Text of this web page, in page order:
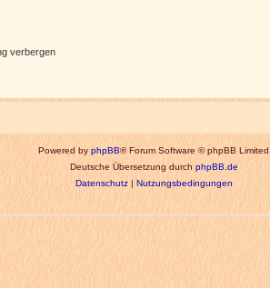
verbergen
Powered byphpBB® Forum Software © phpBB Limited
Deutsche Übersetzung durchphpBB.de
Datenschutz|Nutzungsbedingungen